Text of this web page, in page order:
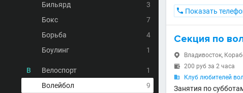
Бильярд
3
Бокс
7
Борьба
4
Боулинг
1
В Велоспорт
1
Волейбол
9
 Показать
Секция по
 Владивосток,
 200 руб за 2 часа
 Клуб любителей
Занятия по